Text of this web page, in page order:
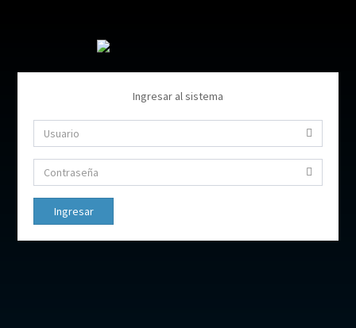
Ingresar al sistema
Ingresar